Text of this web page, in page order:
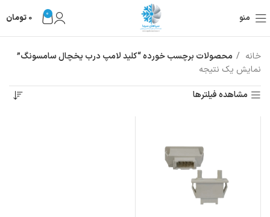
منو 0
0 تومان
خانه
محصولات برچسب خورده “کلید لامپ درب یخچال سامسونگ”
نمایش یک نتیجه
مشاهده فیلترها